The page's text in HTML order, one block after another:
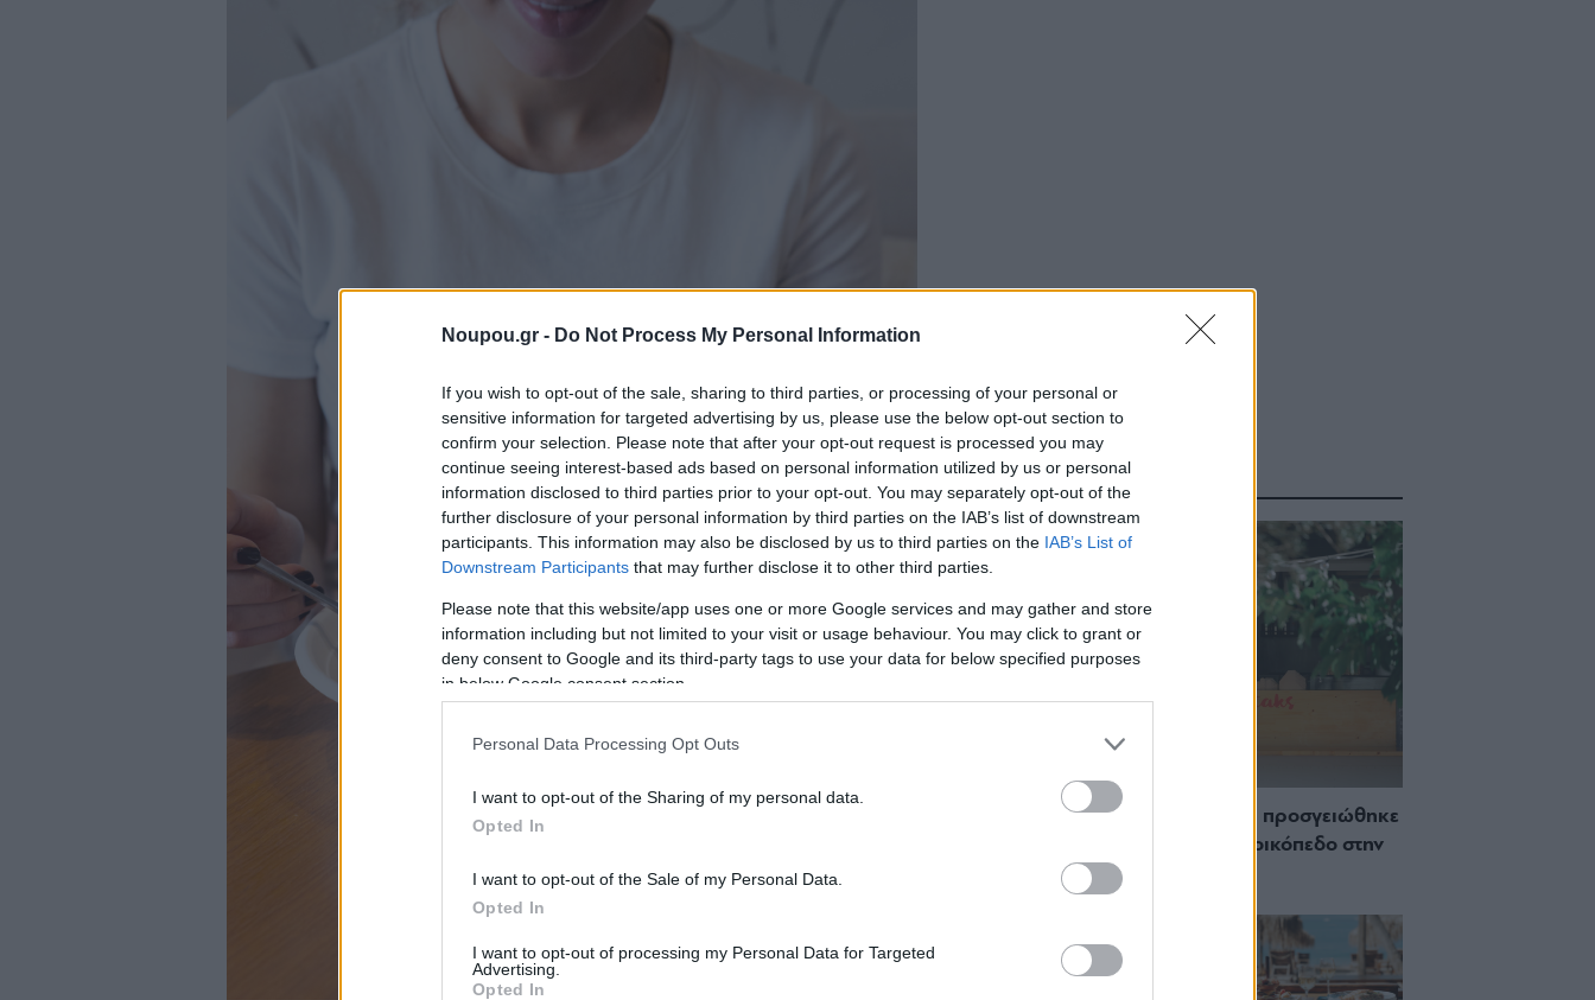
Noupou.gr - Do Not Process My Personal Information
If you wish to opt-out of the sale, sharing to third parties, or processing of your personal or
sensitive information for targeted advertising by us, please use the below opt-out section to
confirm your selection. Please note that after your opt-out request is processed you may
continue seeing interest-based ads based on personal information utilized by us or personal
information disclosed to third parties prior to your opt-out. You may separately opt-out of the
further disclosure of your personal information by third parties on the IAB’s list of downstream
participants. This information may also be disclosed by us to third parties on the IAB’s List of
Downstream Participants that may further disclose it to other third parties.
Please note that this website/app uses one or more Google services and may gather and store
information including but not limited to your visit or usage behaviour. You may click to grant or
deny consent to Google and its third-party tags to use your data for below specified purposes
in below Google consent section.
Personal Data Processing Opt Outs
I want to opt-out of the Sharing of my personal data.
Opted In
I want to opt-out of the Sale of my Personal Data.
Opted In
I want to opt-out of processing my Personal Data for Targeted
Advertising.
Opted In
ΔΙΑΒΑΣΤΕ ΑΚΟΜΑ
Staks: Πώς μια cool καντίνα προσγειώθηκε
(και ρίζωσε) σε ένα αθέατο οικόπεδο στην
Ανάβυσσο
δίπλα στο κύμα: Γιατί στο
Bolivar πας (και) για το
φαγητό του